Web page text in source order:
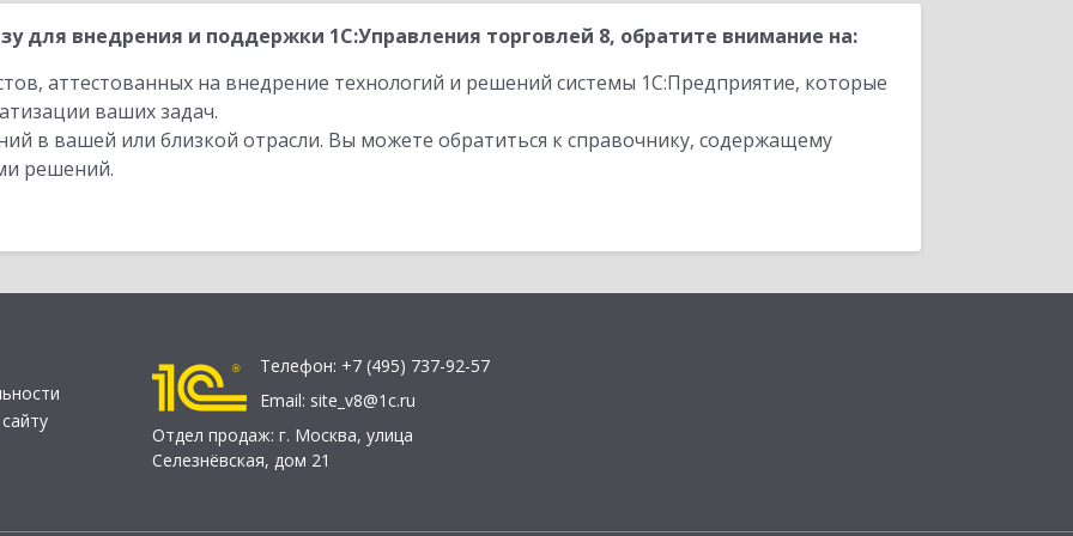
для внедрения и поддержки 1С:Управления торговлей 8, обратите внимание на:
аттестованных на внедрение технологий и решений системы 1С:Предприятие, которые
ваших задач.
в вашей или близкой отрасли. Вы можете обратиться к справочнику, содержащему
решений.
Телефон: +7 (495) 737-92-57
Email: site_v8@1c.ru
Отдел продаж: г. Москва, улица
Селезнёвская, дом 21